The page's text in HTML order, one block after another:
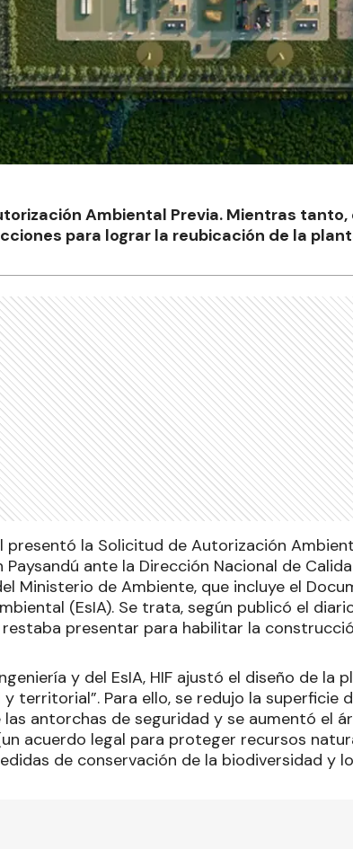
Ambiental Previa. Mientras
para lograr la reubicación de la
presentó la Solicitud de Autorización
ante la Dirección Nacional de
Ministerio de Ambiente, que incluye el
(EsIA). Se trata, según publicó el
presentar para habilitar la
y del EsIA, HIF ajustó el diseño de la
territorial”. Para ello, se redujo la superficie
antorchas de seguridad y se aumentó el
acuerdo legal para proteger recursos
de conservación de la biodiversidad y